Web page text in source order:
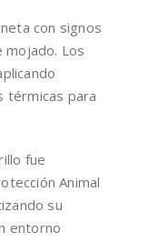
con signos
Los
térmicas para
fue
Animal
su
entorno